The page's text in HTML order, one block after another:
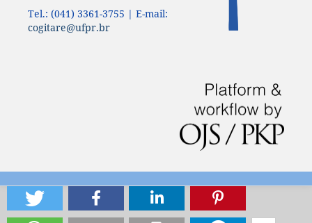
Tel.: (041) 3361-3755 | E-mail:
cogitare@ufpr.br